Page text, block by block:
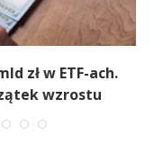
zł w ETF-ach.
wzrostu